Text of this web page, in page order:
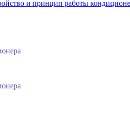
и принцип работы